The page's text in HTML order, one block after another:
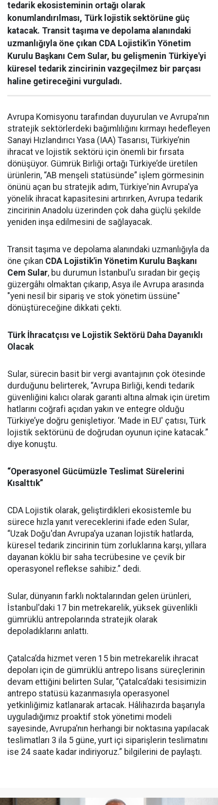
tedarik ekosisteminin ortağı olarak
konumlandırılması, Türk lojistik sektörüne güç
katacak. Transit taşıma ve depolama alanındaki
uzmanlığıyla öne çıkan CDA Lojistik'in Yönetim
Kurulu Başkanı Cem Sular, bu gelişmenin Türkiye'yi
küresel tedarik zincirinin vazgeçilmez bir parçası
haline getireceğini vurguladı.
Avrupa Komisyonu tarafından duyurulan ve Avrupa'nın
stratejik sektörlerdeki bağımlılığını kırmayı hedefleyen
Sanayi Hızlandırıcı Yasa (IAA) Tasarısı, Türkiye’nin
ihracat ve lojistik sektörü için önemli bir fırsata
dönüşüyor. Gümrük Birliği ortağı Türkiye’de üretilen
ürünlerin, “AB menşeli statüsünde” işlem görmesinin
önünü açan bu stratejik adım, Türkiye'nin Avrupa'ya
yönelik ihracat kapasitesini artırırken, Avrupa tedarik
zincirinin Anadolu üzerinden çok daha güçlü şekilde
yeniden inşa edilmesini de sağlayacak.
Transit taşıma ve depolama alanındaki uzmanlığıyla da
öne çıkan CDA Lojistik'in Yönetim Kurulu Başkanı
Cem Sular, bu durumun İstanbul’u sıradan bir geçiş
güzergâhı olmaktan çıkarıp, Asya ile Avrupa arasında
"yeni nesil bir sipariş ve stok yönetim üssüne"
dönüştüreceğine dikkati çekti.
Türk İhracatçısı ve Lojistik Sektörü Daha Dayanıklı
Olacak
Sular, sürecin basit bir vergi avantajının çok ötesinde
durduğunu belirterek, “Avrupa Birliği, kendi tedarik
güvenliğini kalıcı olarak garanti altına almak için üretim
hatlarını coğrafi açıdan yakın ve entegre olduğu
Türkiye’ye doğru genişletiyor. ‘Made in EU' çatısı, Türk
lojistik sektörünü de doğrudan oyunun içine katacak.”
diye konuştu.
“Operasyonel Gücümüzle Teslimat Sürelerini
Kısalttık”
CDA Lojistik olarak, geliştirdikleri ekosistemle bu
sürece hızla yanıt vereceklerini ifade eden Sular,
“Uzak Doğu'dan Avrupa’ya uzanan lojistik hatlarda,
küresel tedarik zincirinin tüm zorluklarına karşı, yıllara
dayanan köklü bir saha tecrübesine ve çevik bir
operasyonel reflekse sahibiz.” dedi.
Sular, dünyanın farklı noktalarından gelen ürünleri,
İstanbul'daki 17 bin metrekarelik, yüksek güvenlikli
gümrüklü antrepolarında stratejik olarak
depoladıklarını anlattı.
Çatalca’da hizmet veren 15 bin metrekarelik ihracat
depoları için de gümrüklü antrepo lisans süreçlerinin
devam ettiğini belirten Sular, “Çatalca’daki tesisimizin
antrepo statüsü kazanmasıyla operasyonel
yetkinliğimiz katlanarak artacak. Hâlihazırda başarıyla
uyguladığımız proaktif stok yönetimi modeli
sayesinde, Avrupa’nın herhangi bir noktasına yapılacak
teslimatları 3 ila 5 güne, yurt içi siparişlerin teslimatını
ise 24 saate kadar indiriyoruz.” bilgilerini de paylaştı.